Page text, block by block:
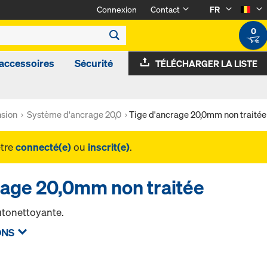
Connexion Contact
FR
0
Sécurité
TÉLÉCHARGER LA LISTE
Système d'ancrage 20,0 Tige d'ancrage 20,0mm non traitée
connecté(e)ou inscrit(e).
20,0mm non traitée